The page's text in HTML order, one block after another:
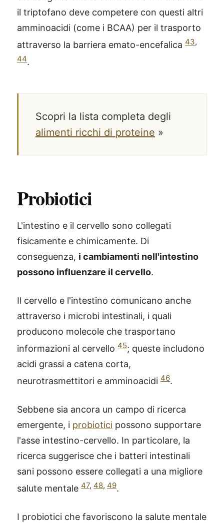
il triptofano deve competere con questi altri
amminoacidi (come i BCAA) per il trasporto
attraverso la barriera emato-encefalica 43,
44.
Scopri la lista completa degli
alimenti ricchi di proteine »
Probiotici
L'intestino e il cervello sono collegati
fisicamente e chimicamente. Di
conseguenza, i cambiamenti nell'intestino
possono influenzare il cervello.
Il cervello e l'intestino comunicano anche
attraverso i microbi intestinali, i quali
producono molecole che trasportano
informazioni al cervello 45; queste includono
acidi grassi a catena corta,
neurotrasmettitori e amminoacidi 46.
Sebbene sia ancora un campo di ricerca
emergente, i probiotici possono supportare
l'asse intestino-cervello. In particolare, la
ricerca suggerisce che i batteri intestinali
sani possono essere collegati a una migliore
salute mentale 47, 48, 49.
I probiotici che favoriscono la salute mentale